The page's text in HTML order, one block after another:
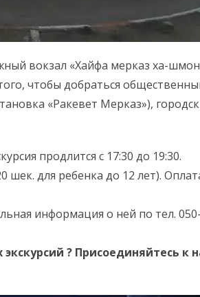
вокзал «Хайфа мерказ ха-
чтобы добраться
«Ракевет Мерказ»),
продлится с 17:30 до 19:30.
шек. для ребенка до 12 лет).
информация о ней по тел.
? Присоединяйтесь к